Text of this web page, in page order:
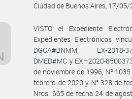
Ciudad de Buenos Aires, 17/
VISTO el Expediente
Expedientes Electrónicos
DGCA#BNMM, EX-2018-
DMED#MC y EX–2020-
de noviembre de 1996, Nº
febrero de 2020 y N° 328 de
Nros. 665 de fecha 24 de